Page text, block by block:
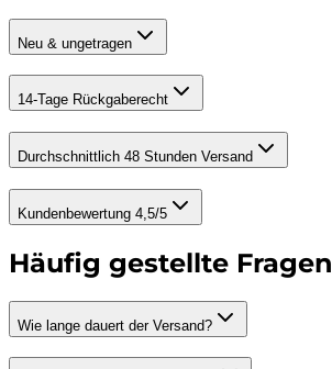
Neu & ungetragen
14-Tage Rückgaberecht
Durchschnittlich 48 Stunden Versand
Kundenbewertung 4,5/5
Häufig gestellte Fragen
Wie lange dauert der Versand?